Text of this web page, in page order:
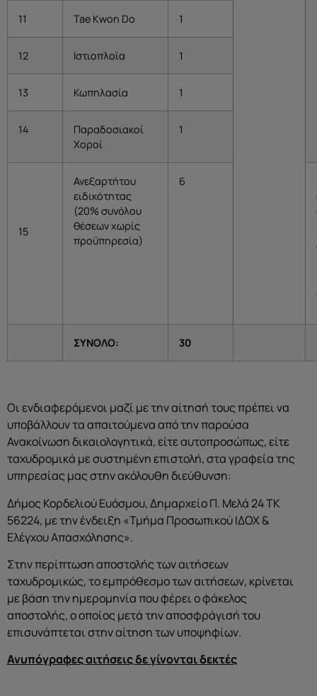
11 Tae Kwon Do 1
12 Ιστιοπλοϊα 1
13 Κωπηλασία 1
14
Παραδοσιακοί
Χοροί
1
15
Ανεξαρτήτου
ειδικότητας
(20% συνόλου
θέσεων χωρίς
προϋπηρεσία)
6
ΣΥΝΟΛΟ: 30
Οι ενδιαφερόμενοι μαζί με την αίτησή τους πρέπει να
υποβάλλουν τα απαιτούμενα από την παρούσα
Ανακοίνωση δικαιολογητικά, είτε αυτοπροσώπως, είτε
ταχυδρομικά με συστημένη επιστολή, στα γραφεία της
υπηρεσίας μας στην ακόλουθη διεύθυνση:
Δήμος Κορδελιού Ευόσμου, Δημαρχείο Π. Μελά 24 ΤΚ
56224, με την ένδειξη «Τμήμα Προσωπικού ΙΔΟΧ &
Ελέγχου Απασχόλησης».
Στην περίπτωση αποστολής των αιτήσεων
ταχυδρομικώς, το εμπρόθεσμο των αιτήσεων, κρίνεται
με βάση την ημερομηνία που φέρει ο φάκελος
αποστολής, ο οποίος μετά την αποσφράγισή του
επισυνάπτεται στην αίτηση των υποψηφίων.
Ανυπόγραφες αιτήσεις δε γίνονται δεκτές